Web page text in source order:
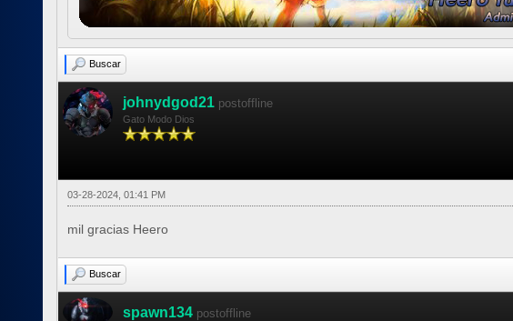
Buscar
johnydgod21 postoffline
Gato Modo Dios
03-28-2024, 01:41 PM
mil gracias Heero
Buscar
spawn134 postoffline